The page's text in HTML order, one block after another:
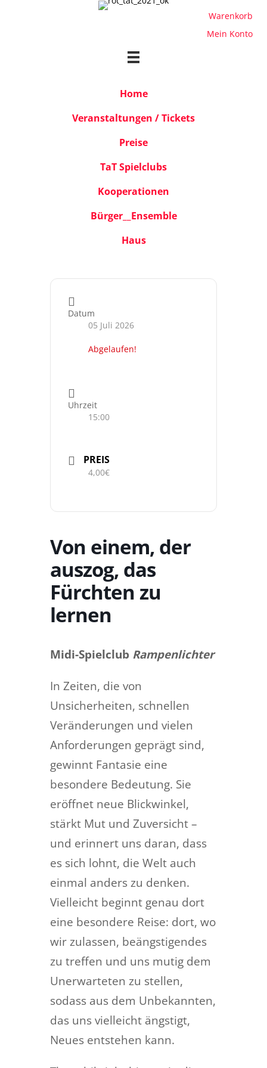
Warenkorb
Mein Konto
Home
Veranstaltungen / Tickets
Preise
TaT Spielclubs
Kooperationen
Bürger__Ensemble
Haus
Datum
05 Juli 2026
Abgelaufen!
Uhrzeit
15:00
PREIS
4,00€
Von einem, der
auszog, das
Fürchten zu
lernen
Midi-Spielclub Rampenlichter
In Zeiten, die von
Unsicherheiten, schnellen
Veränderungen und vielen
Anforderungen geprägt sind,
gewinnt Fantasie eine
besondere Bedeutung. Sie
eröffnet neue Blickwinkel,
stärkt Mut und Zuversicht –
und erinnert uns daran, dass
es sich lohnt, die Welt auch
einmal anders zu denken.
Vielleicht beginnt genau dort
eine besondere Reise: dort, wo
wir zulassen, beängstigendes
zu treffen und uns mutig dem
Unerwarteten zu stellen,
sodass aus dem Unbekannten,
das uns vielleicht ängstigt,
Neues entstehen kann.